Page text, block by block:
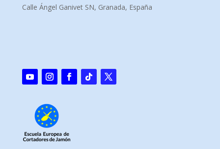
Calle Ángel Ganivet SN, Granada, España